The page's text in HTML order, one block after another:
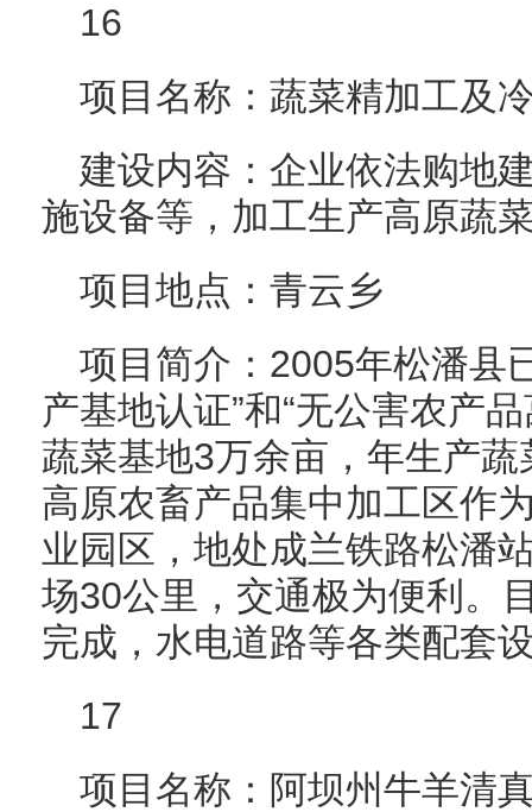
16
项目名称：蔬菜精加工及
建设内容：企业依法购地
施设备等，加工生产高原蔬
项目地点：青云乡
项目简介：2005年松潘县
产基地认证”和“无公害农产
蔬菜基地3万余亩，年生产
高原农畜产品集中加工区作
业园区，地处成兰铁路松潘
场30公里，交通极为便利。
完成，水电道路等各类配套
17
项目名称：阿坝州牛羊清